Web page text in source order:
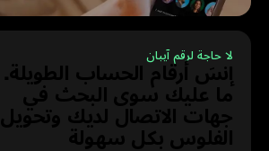
لا حاجة لرقم آيبان
إنسَ أرقام الحساب الطويلة.
ما عليك سوى البحث في
جهات الاتصال لديك وتحويل
الفلوس بكل سهولة